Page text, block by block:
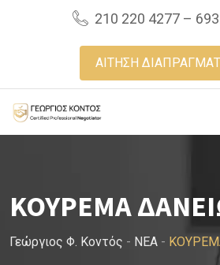
210 220 4277 –
ΑΙΤΗΣΗ
ΚΟΥΡΕΜΑ
Γεώργιος Φ. Κοντός - NEA -